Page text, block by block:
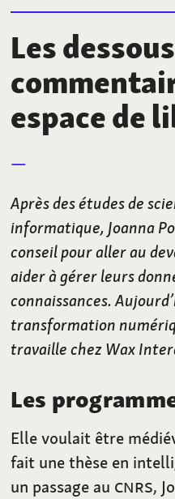
Les
espace de
Après des études de
informatique, Joanna
conseil pour aller au
aider à gérer leurs
connaissances.
transformation
travaille chez Wax
Les
Elle voulait être
fait une thèse en
un passage au CNRS,